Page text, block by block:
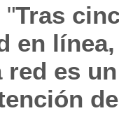
"Tras
en
red es